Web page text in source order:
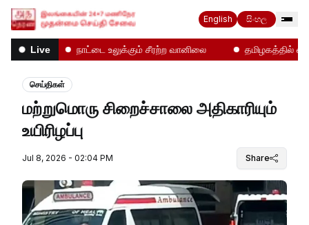
English සිංහල
Live நாட்டை உலுக்கும் சீரற்ற வானிலை தமிழகத்தில் என்ன
செய்திகள்
மற்றுமொரு சிறைச்சாலை அதிகாரியும்
உயிரிழப்பு
Jul 8, 2026 - 02:04 PM Share